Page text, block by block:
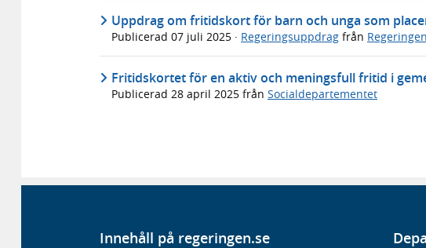
Uppdrag om fritidskort för barn och unga som
Publicerad 07 juli 2025 · Regeringsuppdrag från Regeringen
Fritidskortet för en aktiv och meningsfull fritid i
Publicerad 28 april 2025 från Socialdepartementet
Innehåll på regeringen.se